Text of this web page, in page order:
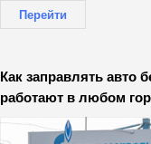
Перейти
Как заправлять авто
работают в любом